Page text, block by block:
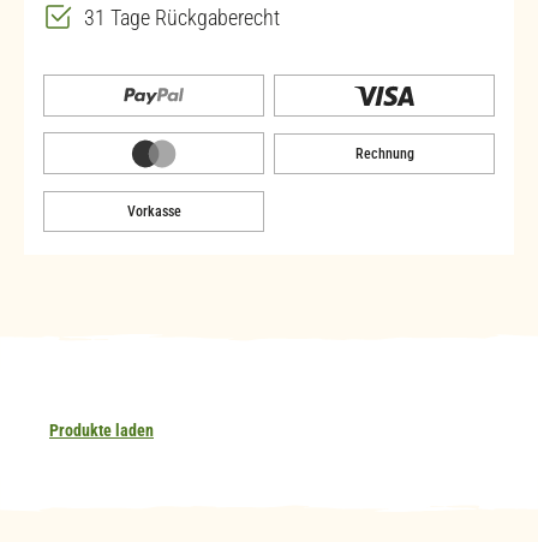
31 Tage Rückgaberecht
Rechnung
Vorkasse
Produkte laden